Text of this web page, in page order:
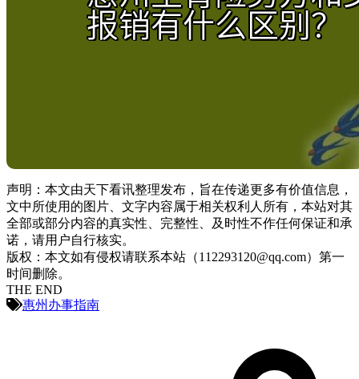
声明：本文由天下看讯整理发布，旨在传递更多有价值信息，
文中所使用的图片、文字内容属于相关权利人所有，本站对其
全部或部分内容的真实性、完整性、及时性不作任何保证和承
诺，请用户自行核实。
版权：本文如有侵权请联系本站（112293120@qq.com）第一
时间删除。
THE END
惠州办事指南